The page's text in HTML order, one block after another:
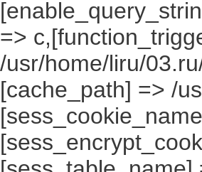
=>
/usr/home/liru/
[cache_path] => /